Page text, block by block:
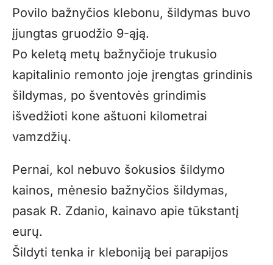
Povilo bažnyčios klebonu, šildymas buvo
įjungtas gruodžio 9-ąją.
Po keletą metų bažnyčioje trukusio
kapitalinio remonto joje įrengtas grindinis
šildymas, po šventovės grindimis
išvedžioti kone aštuoni kilometrai
vamzdžių.
Pernai, kol nebuvo šokusios šildymo
kainos, mėnesio bažnyčios šildymas,
pasak R. Zdanio, kainavo apie tūkstantį
eurų.
Šildyti tenka ir kleboniją bei parapijos